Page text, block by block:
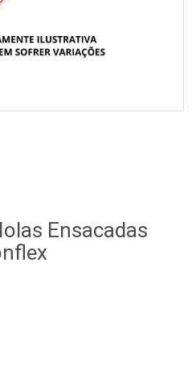
Ensacadas